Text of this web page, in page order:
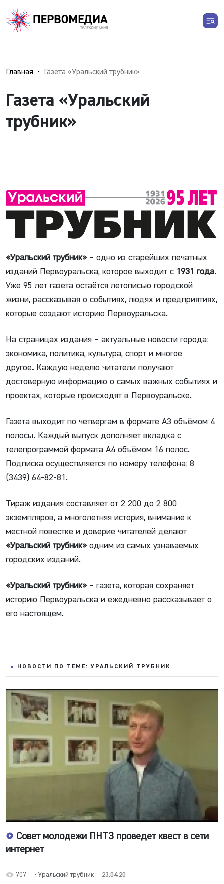
Главная Газета «Уральский трубник»
Газета «Уральский
трубник»
«Уральский трубник»– одно из старейших печатных
изданий Первоуральска, которое выходит с 1931 года.
Уже 95 лет газета остаётся летописью городской
жизни, рассказывая о событиях, людях и предприятиях,
которые создают историю Первоуральска.
На страницах издания – актуальные новости города:
экономика, политика, культура, спорт и многое
другое. Каждую неделю читатели получают
достоверную информацию о самых важных событиях и
проектах, которые происходят в Первоуральске.
Газета выходит по четвергам в формате А3 объёмом 4
полосы. Каждый выпуск дополняет вкладка с
телепрограммой формата А4 объёмом 16 полос.
Подписка осуществляется по номеру телефона: 8
(3439) 64-82-81.
Тираж издания составляет от 2 200 до 2 800
экземпляров, а многолетняя история, внимание к
местной повестке и доверие читателей делают
«Уральский трубник»одним из самых узнаваемых
городских изданий.
«Уральский трубник»– газета, которая сохраняет
историю Первоуральска и ежедневно рассказывает о
его настоящем.
НОВОСТИ ПО ТЕМЕ: УРАЛЬСКИЙ ТРУБНИК
Совет молодежи ПНТЗ проведет квест в сети
интернет
707 • Уральский трубник 23.04.20